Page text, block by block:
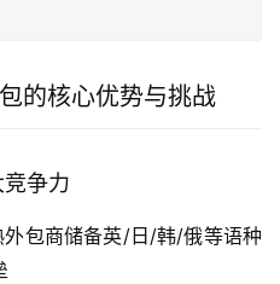
的核心优势与挑战
竞争力
外包商储备英/日/韩/俄等语种